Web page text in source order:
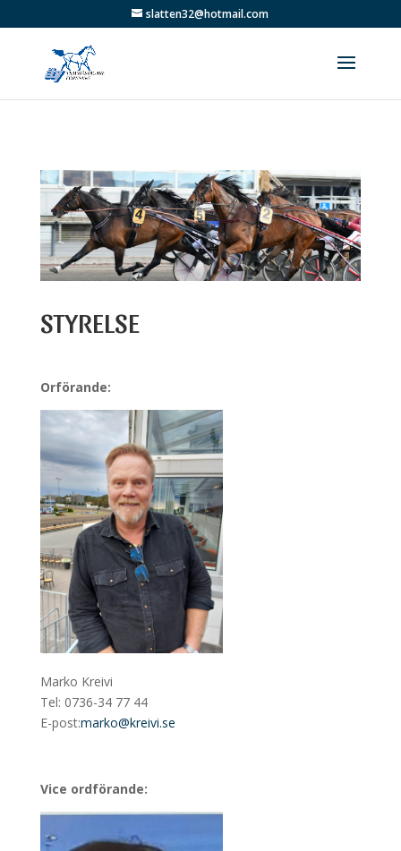
slatten32@hotmail.com
STYRELSE
Orförande:
Marko Kreivi
Tel: 0736-34 77 44
E-post:marko@kreivi.se
Vice ordförande: